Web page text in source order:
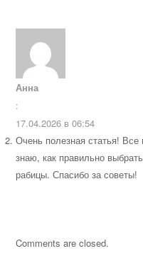
Анна
:
17.04.2026 в 06:54
Очень полезная статья! Все
знаю, как правильно
рабицы. Спасибо за советы!
Comments are closed.